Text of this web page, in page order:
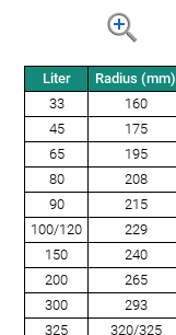
Liter Radius (mm)
33
160
45
175
65
195
80
208
90
215
100/120
229
150
240
200
265
300
293
325
320/325